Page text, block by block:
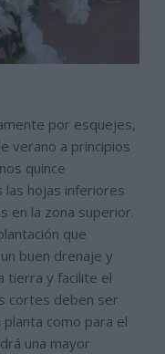
por esquejes,
verano a principios
quince
las hojas inferiores
en la zona superior.
que
buen drenaje y
tierra y facilite el
cortes deben ser
como para el
una mayor